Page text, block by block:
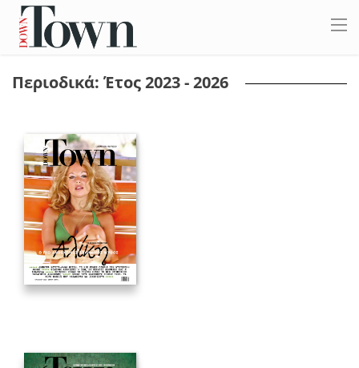
Περιοδικά: Έτος 2023 - 2026